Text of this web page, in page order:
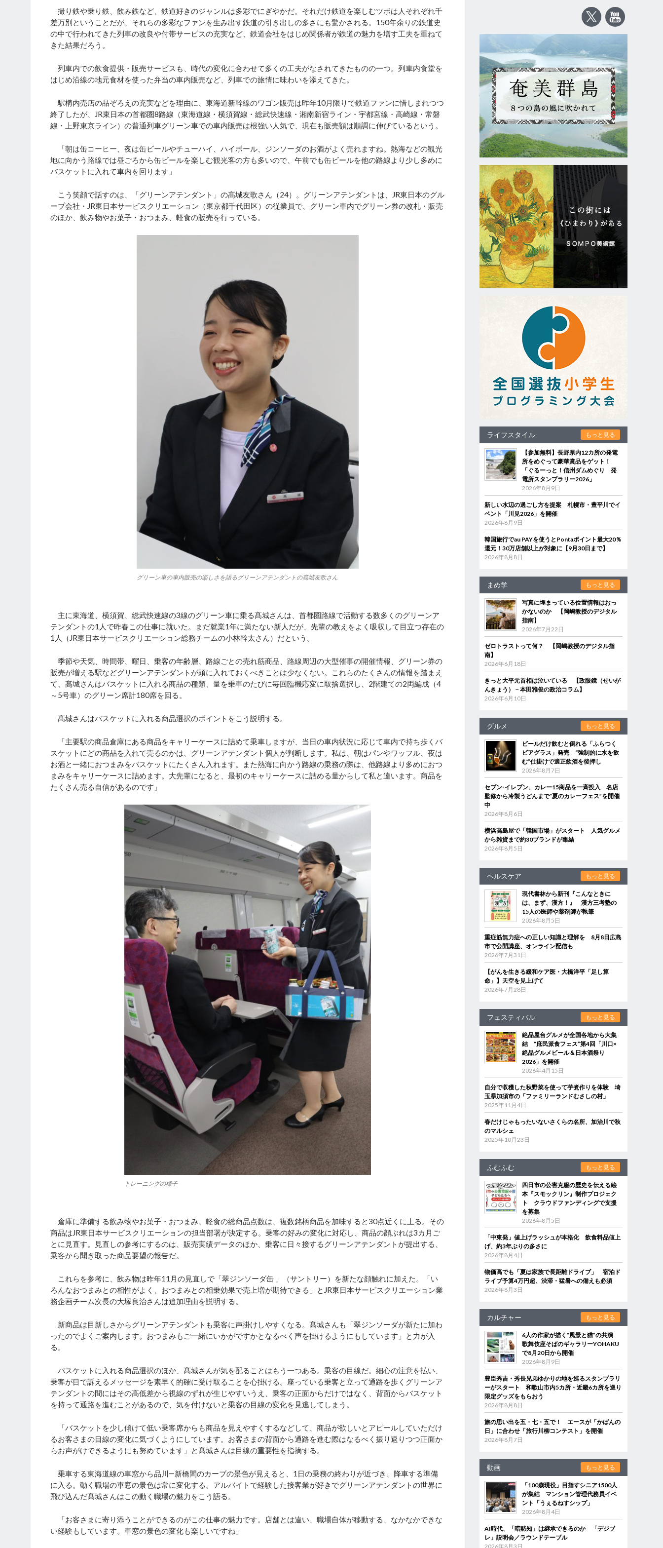
撮り鉄や乗り鉄、飲み鉄など、鉄道好きのジャンルは多彩でにぎやかだ。それだけ鉄道を楽しむツボは人それぞれ千
差万別ということだが、それらの多彩なファンを生み出す鉄道の引き出しの多さにも驚かされる。150年余りの鉄道史
の中で行われてきた列車の改良や付帯サービスの充実など、鉄道会社をはじめ関係者が鉄道の魅力を増す工夫を重ねて
きた結果だろう。
列車内での飲食提供・販売サービスも、時代の変化に合わせて多くの工夫がなされてきたものの一つ。列車内食堂を
はじめ沿線の地元食材を使った弁当の車内販売など、列車での旅情に味わいを添えてきた。
駅構内売店の品ぞろえの充実などを理由に、東海道新幹線のワゴン販売は昨年10月限りで鉄道ファンに惜しまれつつ
終了したが、JR東日本の首都圏8路線（東海道線・横須賀線・総武快速線・湘南新宿ライン・宇都宮線・高崎線・常磐
線・上野東京ライン）の普通列車グリーン車での車内販売は根強い人気で、現在も販売額は順調に伸びているという。
「朝は缶コーヒー、夜は缶ビールやチューハイ、ハイボール、ジンソーダのお酒がよく売れますね。熱海などの観光
地に向かう路線では昼ごろから缶ビールを楽しむ観光客の方も多いので、午前でも缶ビールを他の路線より少し多めに
バスケットに入れて車内を回ります」
こう笑顔で話すのは、「グリーンアテンダント」の髙城友歌さん（24）。グリーンアテンダントは、JR東日本のグル
ープ会社・JR東日本サービスクリエーション（東京都千代田区）の従業員で、グリーン車内でグリーン券の改札・販売
のほか、飲み物やお菓子・おつまみ、軽食の販売を行っている。
グリーン車の車内販売の楽しさを語るグリーンアテンダントの髙城友歌さん
主に東海道、横須賀、総武快速線の3線のグリーン車に乗る髙城さんは、首都圏路線で活動する数多くのグリーンア
テンダントの1人で昨春この仕事に就いた。まだ就業1年に満たない新人だが、先輩の教えをよく吸収して目立つ存在の
1人（JR東日本サービスクリエーション総務チームの小林幹太さん）だという。
季節や天気、時間帯、曜日、乗客の年齢層、路線ごとの売れ筋商品、路線周辺の大型催事の開催情報、グリーン券の
販売が増える駅などグリーンアテンダントが頭に入れておくべきことは少なくない。これらのたくさんの情報を踏まえ
て、髙城さんはバスケットに入れる商品の種類、量を乗車のたびに毎回臨機応変に取捨選択し、2階建ての2両編成（4
～5号車）のグリーン席計180席を回る。
髙城さんはバスケットに入れる商品選択のポイントをこう説明する。
「主要駅の商品倉庫にある商品をキャリーケースに詰めて乗車しますが、当日の車内状況に応じて車内で持ち歩くバ
スケットにどの商品を入れて売るのかは、グリーンアテンダント個人が判断します。私は、朝はパンやワッフル、夜は
お酒と一緒におつまみをバスケットにたくさん入れます。また熱海に向かう路線の乗務の際は、他路線より多めにおつ
まみをキャリーケースに詰めます。大先輩になると、最初のキャリーケースに詰める量からして私と違います。商品を
たくさん売る自信があるのです」
トレーニングの様子
倉庫に準備する飲み物やお菓子・おつまみ、軽食の総商品点数は、複数銘柄商品を加味すると30点近くに上る。その
商品はJR東日本サービスクリエーションの担当部署が決定する。乗客の好みの変化に対応し、商品の顔ぶれは3カ月ご
とに見直す。見直しの参考にするのは、販売実績データのほか、乗客に日々接するグリーンアテンダントが提出する、
乗客から聞き取った商品要望の報告だ。
これらを参考に、飲み物は昨年11月の見直しで「翠ジンソーダ缶 」（サントリー）を新たな顔触れに加えた。「い
ろんなおつまみとの相性がよく、おつまみとの相乗効果で売上増が期待できる」とJR東日本サービスクリエーション業
務企画チーム次長の大塚良治さんは追加理由を説明する。
新商品は目新しさからグリーンアテンダントも乗客に声掛けしやすくなる。髙城さんも「翠ジンソーダが新たに加わ
ったのでよくご案内します。おつまみもご一緒にいかがですかとなるべく声を掛けるようにもしています」と力が入
る。
バスケットに入れる商品選択のほか、髙城さんが気を配ることはもう一つある。乗客の目線だ。細心の注意を払い、
乗客が目で訴えるメッセージを素早く的確に受け取ることを心掛ける。座っている乗客と立って通路を歩くグリーンア
テンダントの間にはその高低差から視線のずれが生じやすいうえ、乗客の正面からだけではなく、背面からバスケット
を持って通路を進むことがあるので、気を付けないと乗客の目線の変化を見逃してしまう。
「バスケットを少し傾けて低い乗客席からも商品を見えやすくするなどして、商品が欲しいとアピールしていただけ
るお客さまの目線の変化に気づくようにしています。お客さまの背面から通路を進む際はなるべく振り返りつつ正面か
らお声がけできるようにも努めています」と髙城さんは目線の重要性を指摘する。
乗車する東海道線の車窓から品川―新橋間のカーブの景色が見えると、1日の乗務の終わりが近づき、降車する準備
に入る。動く職場の車窓の景色は常に変化する。アルバイトで経験した接客業が好きでグリーンアテンダントの世界に
飛び込んだ髙城さんはこの動く職場の魅力をこう語る。
「お客さまに寄り添うことができるのがこの仕事の魅力です。店舗とは違い、職場自体が移動する、なかなかできな
い経験もしています。車窓の景色の変化も楽しいですね」
ライフスタイル もっと見る
【参加無料】長野県内12カ所の発電
所をめぐって豪華賞品をゲット！
「ぐるーっと！信州ダムめぐり 発
電所スタンプラリー2026」
2026年8月9日
新しい水辺の過ごし方を提案 札幌市・豊平川でイ
ベント「川見2026」を開催
2026年8月9日
韓国旅行でau PAYを使うとPontaポイント最大20％
還元！30万店舗以上が対象に【9月30日まで】
2026年8月8日
まめ学 もっと見る
写真に埋まっている位置情報はおっ
かないのか 【岡嶋教授のデジタル
指南】
2026年7月22日
ゼロトラストって何？ 【岡嶋教授のデジタル指
南】
2026年6月18日
きっと大平元首相は泣いている 【政眼鏡（せいが
んきょう）－本田雅俊の政治コラム】
2026年6月10日
グルメ もっと見る
ビールだけ飲むと倒れる「ふらつく
ビアグラス」発売 “強制的に水を飲
む”仕掛けで適正飲酒を後押し
2026年8月7日
セブン‐イレブン、カレー15商品を一斉投入 名店
監修から冷製うどんまで“夏のカレーフェス”を開催
中
2026年8月6日
横浜高島屋で「韓国市場」がスタート 人気グルメ
から雑貨まで約30ブランドが集結
2026年8月5日
ヘルスケア もっと見る
現代書林から新刊『こんなときに
は、まず、漢方！』 漢方三考塾の
15人の医師や薬剤師が執筆
2026年8月5日
重症筋無力症への正しい知識と理解を 8月8日広島
市で公開講座、オンライン配信も
2026年7月31日
【がんを生きる緩和ケア医・大橋洋平「足し算
命」】天空を見上げて
2026年7月28日
フェスティバル もっと見る
絶品屋台グルメが全国各地から大集
結 “庶民派食フェス”第4回「川口×
絶品グルメビール＆日本酒祭り
2026」を開催
2026年4月15日
自分で収穫した秋野菜を使って芋煮作りを体験 埼
玉県加須市の「ファミリーランドむさしの村」
2025年11月4日
春だけじゃもったいないさくらの名所、加治川で秋
のマルシェ
2025年10月23日
ふむふむ もっと見る
四日市の公害克服の歴史を伝える絵
本『スモックリン』制作プロジェク
ト クラウドファンディングで支援
を募集
2026年8月5日
「中東発」値上げラッシュが本格化 飲食料品値上
げ、約3年ぶりの多さに
2026年8月4日
物価高でも「夏は家族で長距離ドライブ」 宿泊ド
ライブ予算4万円超、渋滞・猛暑への備えも必須
2026年8月3日
カルチャー もっと見る
6人の作家が描く“風景と猫”の共演
歌舞伎座そばのギャラリーYOHAKU
で8月20日から開催
2026年8月9日
豊臣秀吉・秀長兄弟ゆかりの地を巡るスタンプラリ
ーがスタート 和歌山市内5カ所・近畿6カ所を巡り
限定グッズをもらおう
2026年8月8日
旅の思い出を五・七・五で！ エースが「かばんの
日」に合わせ「旅行川柳コンテスト」を開催
2026年8月7日
動画 もっと見る
「100歳現役」目指すシニア1500人
が集結 マンション管理代務員イベ
ント「うぇるねすシップ」
2026年8月4日
AI時代、「暗黙知」は継承できるのか 「デジブ
レ」説明会／ラウンドテーブル
2026年8月3日